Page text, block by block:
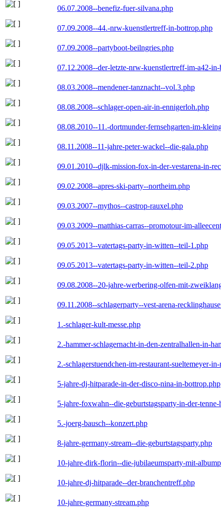
06.07.2008--benefiz-fuer-silvana.php
07.09.2008--44.-nrw-kuenstlertreff-in-bottrop.php
07.09.2008--partyboot-beilngries.php
07.12.2008--der-letzte-nrw-kuenstlertreff-im-a42-
08.03.2008--mendener-tanznacht--vol.3.php
08.08.2008--schlager-open-air-in-ennigerloh.php
08.08.2010--11.-dortmunder-fernsehgarten-im-
08.11.2008--11-jahre-peter-wackel--die-gala.php
09.01.2010--djlk-mission-fox-in-der-vestarena-in-
09.02.2008--apres-ski-party--northeim.php
09.03.2007--mythos--castrop-rauxel.php
09.03.2009--matthias-carras--promotour-im-
09.05.2013--vatertags-party-in-witten--teil-1.php
09.05.2013--vatertags-party-in-witten--teil-2.php
09.08.2008--20-jahre-werbering-olfen-mit-
09.11.2008--schlagerparty--vest-arena-
1.-schlager-kult-messe.php
2.-hammer-schlagernacht-in-den-zentralhallen-in-
2.-schlagerstuendchen-im-restaurant-sueltemeyer-
5-jahre-dj-hitparade-in-der-disco-nina-in-bottrop.php
5-jahre-foxwahn--die-geburtstagsparty-in-der-tenne-
5.-joerg-bausch--konzert.php
8-jahre-germany-stream--die-geburtstagsparty.php
10-jahre-dirk-florin--die-jubilaeumsparty-mit-
10-jahre-dj-hitparade--der-branchentreff.php
10-jahre-germany-stream.php